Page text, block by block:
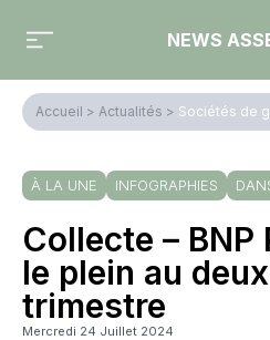
NEWS
Accueil > Actualités > Sociétés de
À LA UNE INFOGRAPHIES
Collecte –
le plein au
trimestre
Mercredi 24 Juillet 2024